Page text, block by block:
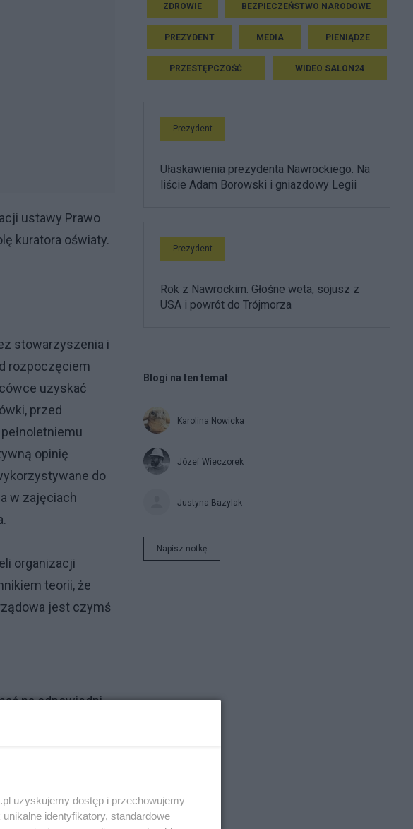
ustawy Prawo
kuratora oświaty.
stowarzyszenia i
rozpoczęciem
uzyskać
przed
opinię
do
w zajęciach
organizacji
teorii, że
jest czymś
na odpowiedni
aby sprzeciwić
-
podważyć
ZDROWIE BEZPIECZEŃSTWO NARODOWE
PREZYDENT MEDIA PIENIĄDZE
PRZESTĘPCZOŚĆ WIDEO SALON24
Prezydent
Ułaskawienia prezydenta Nawrockiego. Na
liście Adam Borowski i gniazdowy Legii
Prezydent
Rok z Nawrockim. Głośne weta, sojusz z
USA i powrót do Trójmorza
Blogi na ten temat
Karolina Nowicka
Józef Wieczorek
Justyna Bazylak
Napisz notkę
uzyskujemy dostęp i przechowujemy
identyfikatory, standardowe